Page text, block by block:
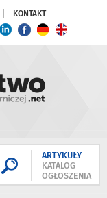
KONTAKT
ARTYKUŁY
KATALOG
OGŁOSZENIA